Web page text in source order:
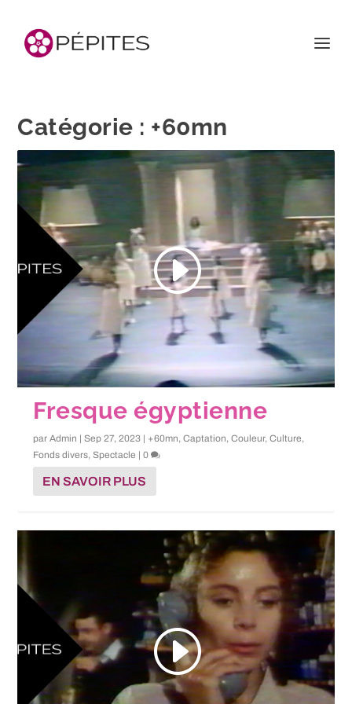
Catégorie : +60mn
Fresque égyptienne
parAdmin |Sep 27, 2023 | +60mn,Captation,Couleur,Culture,
Fonds divers,Spectacle |0
EN SAVOIR PLUS